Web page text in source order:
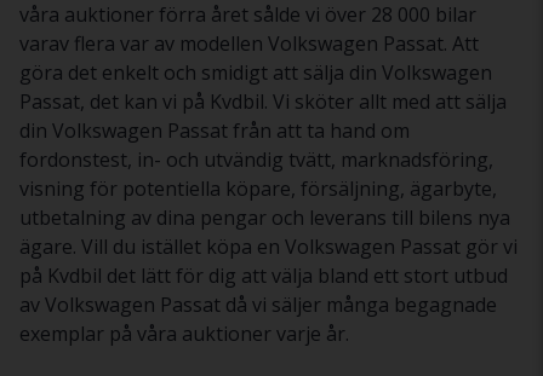
våra auktioner förra året sålde vi över 28 000 bilar
varav flera var av modellen Volkswagen Passat. Att
göra det enkelt och smidigt att sälja din Volkswagen
Passat, det kan vi på Kvdbil. Vi sköter allt med att sälja
din Volkswagen Passat från att ta hand om
fordonstest, in- och utvändig tvätt, marknadsföring,
visning för potentiella köpare, försäljning, ägarbyte,
utbetalning av dina pengar och leverans till bilens nya
ägare. Vill du istället köpa en Volkswagen Passat gör vi
på Kvdbil det lätt för dig att välja bland ett stort utbud
av Volkswagen Passat då vi säljer många begagnade
exemplar på våra auktioner varje år.